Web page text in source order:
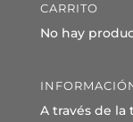
CARRITO
No hay
A través de